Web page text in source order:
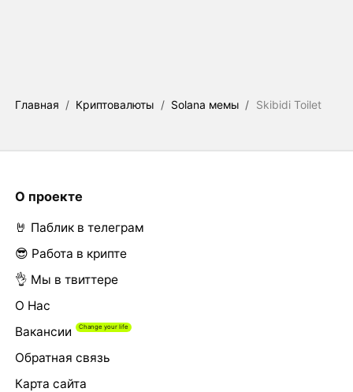
Главная / Криптовалюты / Solana мемы / Skibidi Toilet
О проекте
🤘 Паблик в телеграм
😎 Работа в крипте
👌 Мы в твиттере
О Нас
Вакансии
Обратная связь
Карта сайта